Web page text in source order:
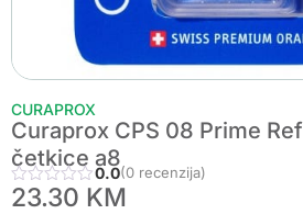
CURAPROX
Curaprox CPS 08 Prime
četkice a8
0.0(0 recenzija)
23.30 KM